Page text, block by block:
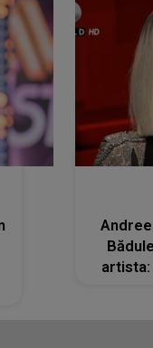
artista: